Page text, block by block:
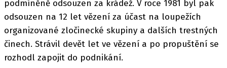
podmíněně odsouzen za krádež. V roce 1981 byl pak
odsouzen na 12 let vězení za účast na loupežích
organizované zločinecké skupiny a dalších trestných
činech. Strávil devět let ve vězení a po propuštění se
rozhodl zapojit do podnikání.